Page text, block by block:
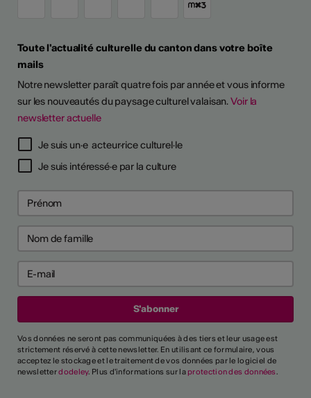
Toute l'actualité culturelle du canton dans votre boîte
mails
Notre newsletter paraît quatre fois par année et vous informe
sur les nouveautés du paysage culturel valaisan.Voir la
newsletter actuelle
Je suis un·e acteur·rice culturel·le
Je suis intéressé·e par la culture
Vos données ne seront pas communiquées à des tiers et leur usage est
strictement réservé à cette newsletter. En utilisant ce formulaire, vous
acceptez le stockage et le traitement de vos données par le logiciel de
newsletterdodeley. Plus d'informations sur la protection des données.